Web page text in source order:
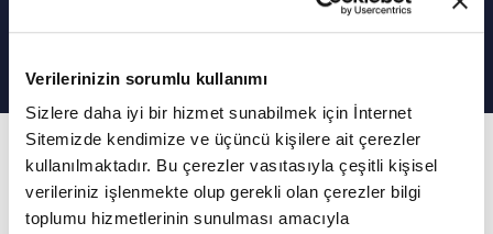
Verilerinizin sorumlu kullanımı
Sizlere daha iyi bir hizmet sunabilmek için İnternet
Sitemizde kendimize ve üçüncü kişilere ait çerezler
kullanılmaktadır. Bu çerezler vasıtasıyla çeşitli kişisel
verileriniz işlenmekte olup gerekli olan çerezler bilgi
toplumu hizmetlerinin sunulması amacıyla
"Trafik kurallarına uymalıyız"
25. Bölüm
Yusuf, dedesi, annesi, babası ve kardeşleriyle
yaşadığı tecrübelerini ekranları başındaki